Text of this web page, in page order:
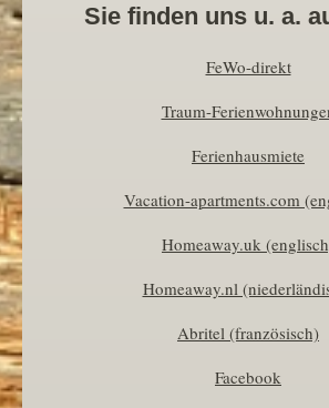
Sie finden uns u. a.
FeWo-direkt
Traum-
Ferienhausmiete
Vacation-apartments.com
Homeaway.uk
Homeaway.nl
Abritel (französisch)
Facebook